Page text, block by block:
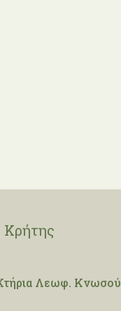
Κρήτης
Λεωφ. Κνωσού